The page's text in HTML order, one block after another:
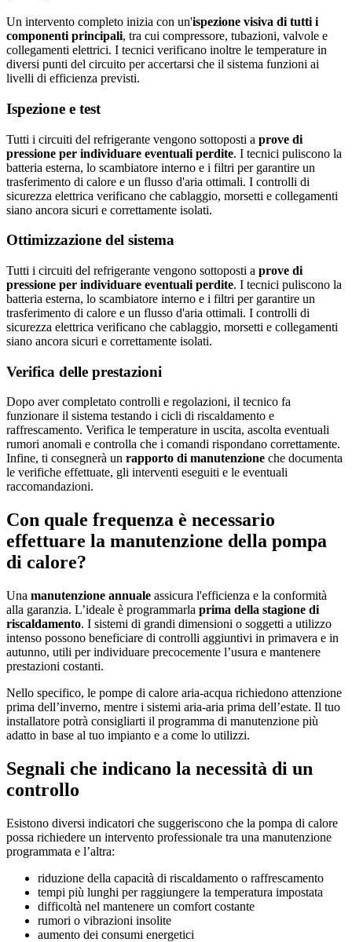
Un intervento completo inizia con un'ispezione visiva di tutti i
componenti principali, tra cui compressore, tubazioni, valvole e
collegamenti elettrici. I tecnici verificano inoltre le temperature in
diversi punti del circuito per accertarsi che il sistema funzioni ai
livelli di efficienza previsti.
Ispezione e test
Tutti i circuiti del refrigerante vengono sottoposti a prove di
pressione per individuare eventuali perdite. I tecnici puliscono la
batteria esterna, lo scambiatore interno e i filtri per garantire un
trasferimento di calore e un flusso d'aria ottimali. I controlli di
sicurezza elettrica verificano che cablaggio, morsetti e collegamenti
siano ancora sicuri e correttamente isolati.
Ottimizzazione del sistema
Tutti i circuiti del refrigerante vengono sottoposti a prove di
pressione per individuare eventuali perdite. I tecnici puliscono la
batteria esterna, lo scambiatore interno e i filtri per garantire un
trasferimento di calore e un flusso d'aria ottimali. I controlli di
sicurezza elettrica verificano che cablaggio, morsetti e collegamenti
siano ancora sicuri e correttamente isolati.
Verifica delle prestazioni
Dopo aver completato controlli e regolazioni, il tecnico fa
funzionare il sistema testando i cicli di riscaldamento e
raffrescamento. Verifica le temperature in uscita, ascolta eventuali
rumori anomali e controlla che i comandi rispondano correttamente.
Infine, ti consegnerà un rapporto di manutenzione che documenta
le verifiche effettuate, gli interventi eseguiti e le eventuali
raccomandazioni.
Con quale frequenza è necessario
effettuare la manutenzione della pompa
di calore?
Una manutenzione annuale assicura l'efficienza e la conformità
alla garanzia. L’ideale è programmarla prima della stagione di
riscaldamento. I sistemi di grandi dimensioni o soggetti a utilizzo
intenso possono beneficiare di controlli aggiuntivi in primavera e in
autunno, utili per individuare precocemente l’usura e mantenere
prestazioni costanti.
Nello specifico, le pompe di calore aria‑acqua richiedono attenzione
prima dell’inverno, mentre i sistemi aria‑aria prima dell’estate. Il tuo
installatore potrà consigliarti il programma di manutenzione più
adatto in base al tuo impianto e a come lo utilizzi.
Segnali che indicano la necessità di un
controllo
Esistono diversi indicatori che suggeriscono che la pompa di calore
possa richiedere un intervento professionale tra una manutenzione
programmata e l’altra:
riduzione della capacità di riscaldamento o raffrescamento
tempi più lunghi per raggiungere la temperatura impostata
difficoltà nel mantenere un comfort costante
rumori o vibrazioni insolite
aumento dei consumi energetici